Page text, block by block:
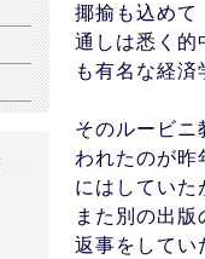
揶揄も込めて
通しは悉く的
も有名な経
そのルービニ
われたのが
にはしていた
また別の出
返事をしてい